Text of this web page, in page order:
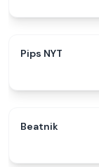
Pips NYT
Beatnik